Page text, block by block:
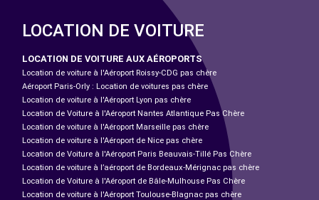
LOCATION DE VOITURE
LOCATION DE VOITURE AUX AÉROPORTS
Location de voiture à l'Aéroport Roissy-CDG pas chère
Aéroport Paris-Orly : Location de voitures pas chère
Location de voiture à l'Aéroport Lyon pas chère
Location de Voiture à l'Aéroport Nantes Atlantique Pas Chère
Location de voiture à l'Aéroport Marseille pas chère
Location de voiture à l'Aéroport de Nice pas chère
Location de Voiture à l'Aéroport Paris Beauvais-Tillé Pas Chère
Location de voiture à l’aéroport de Bordeaux-Mérignac pas chère
Location de Voiture à l'Aéroport de Bâle-Mulhouse Pas Chère
Location de voiture à l'Aéroport Toulouse-Blagnac pas chère